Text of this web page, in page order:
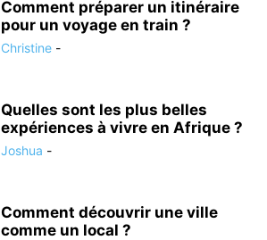
Comment préparer un itinéraire
pour un voyage en train ?
Christine -
Quelles sont les plus belles
expériences à vivre en Afrique ?
Joshua -
Comment découvrir une ville
comme un local ?